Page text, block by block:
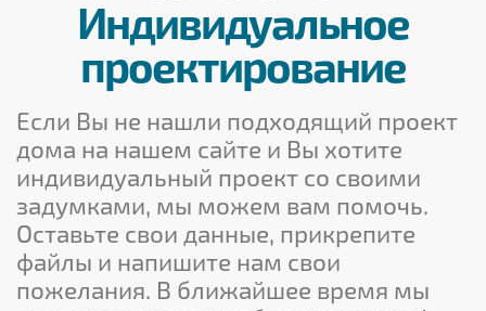
Индивидуальное
проектирование
Если Вы не нашли подходящий проект
дома на нашем сайте и Вы хотите
индивидуальный проект со своими
задумками, мы можем вам помочь.
Оставьте свои данные, прикрепите
файлы и напишите нам свои
пожелания. В ближайшее время мы